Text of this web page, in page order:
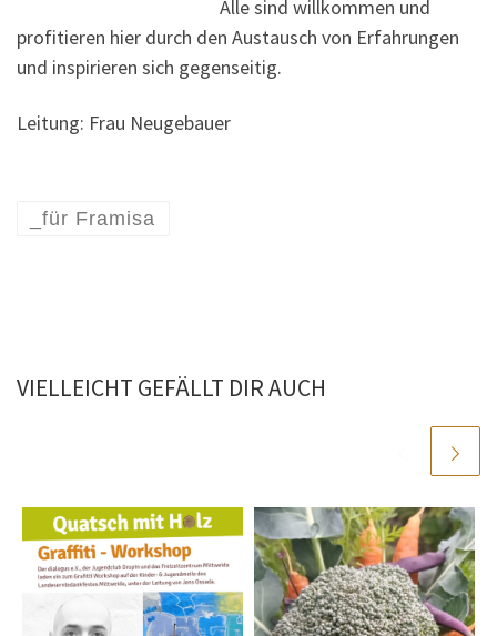
Alle sind willkommen und
profitieren hier durch den Austausch von Erfahrungen
und inspirieren sich gegenseitig.
Leitung: Frau Neugebauer
_für Framisa
VIELLEICHT GEFÄLLT DIR AUCH